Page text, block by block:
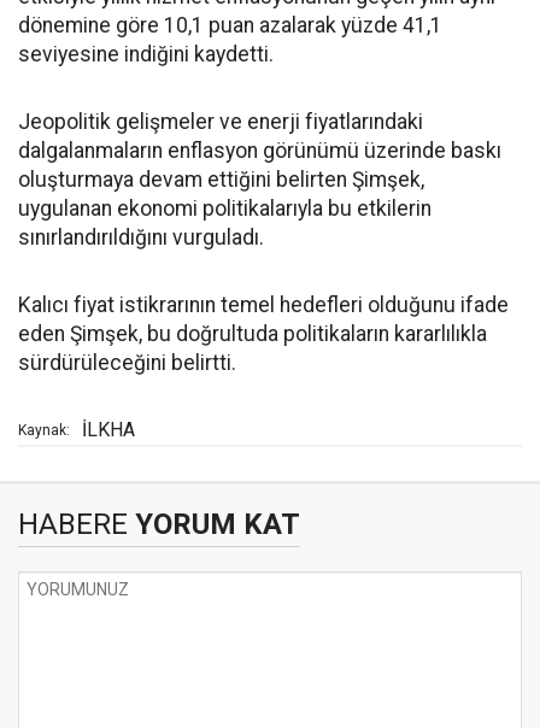
dönemine göre 10,1 puan azalarak yüzde 41,1
seviyesine indiğini kaydetti.
Jeopolitik gelişmeler ve enerji fiyatlarındaki
dalgalanmaların enflasyon görünümü üzerinde baskı
oluşturmaya devam ettiğini belirten Şimşek,
uygulanan ekonomi politikalarıyla bu etkilerin
sınırlandırıldığını vurguladı.
Kalıcı fiyat istikrarının temel hedefleri olduğunu ifade
eden Şimşek, bu doğrultuda politikaların kararlılıkla
sürdürüleceğini belirtti.
Kaynak: İLKHA
HABERE YORUM KAT